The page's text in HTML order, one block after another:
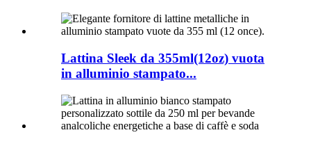
Lattina Sleek da 355ml(12oz) vuota
in alluminio stampato...